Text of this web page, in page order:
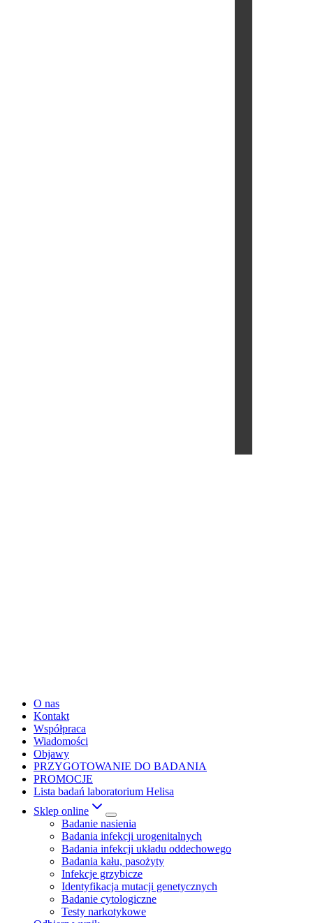
O nas
Kontakt
Współpraca
Wiadomości
Objawy
PRZYGOTOWANIE DO BADANIA
PROMOCJE
Lista badań laboratorium Helisa
Sklep online
Badanie nasienia
Badania infekcji urogenitalnych
Badania infekcji układu oddechowego
Badania kału, pasożyty
Infekcje grzybicze
Identyfikacja mutacji genetycznych
Badanie cytologiczne
Testy narkotykowe